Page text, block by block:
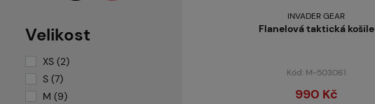
Velikost
XS (2)
S (7)
M (9)
INVADER GEAR
Flanelová taktická košile
Kód: M-503061
990 Kč